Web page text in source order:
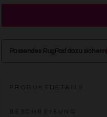
Passendes RugPad dazu sichern
PRODUKTDETAILS
BESCHREIBUNG